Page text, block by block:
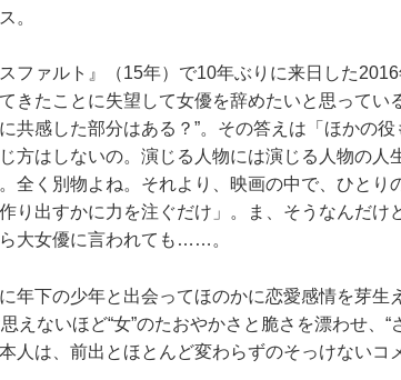
。
ファルト』（15年）で10年ぶりに来日した
きたことに失望して女優を辞めたいと思ってい
共感した部分はある？”。その答えは「ほかの
方はしないの。演じる人物には演じる人物の人
全く別物よね。それより、映画の中で、ひとり
り出すかに力を注ぐだけ」。ま、そうなんだけ
大女優に言われても……。
年下の少年と出会ってほのかに恋愛感情を芽生
えないほど“女”のたおやかさと脆さを漂わせ、“
人は、前出とほとんど変わらずのそっけないコ